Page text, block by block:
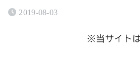
2019-08-03
※当サイト